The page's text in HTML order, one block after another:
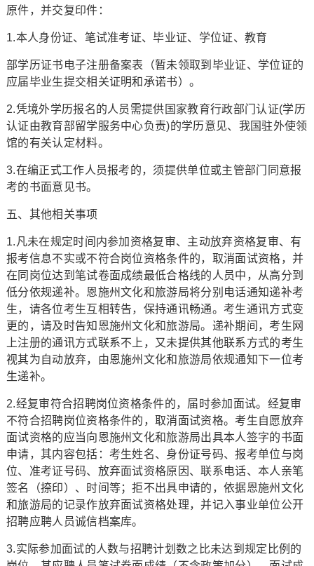
原件，并交复印件：
1.本人身份证、笔试准考证、毕业证、学位证、教育
部学历证书电子注册备案表（暂未领取到毕业证、学位证的
应届毕业生提交相关证明和承诺书）。
2.凭境外学历报名的人员需提供国家教育行政部门认证(学历
认证由教育部留学服务中心负责)的学历意见、我国驻外使领
馆的有关认定材料。
3.在编正式工作人员报考的，须提供单位或主管部门同意报
考的书面意见书。
五、其他相关事项
1.凡未在规定时间内参加资格复审、主动放弃资格复审、有
报考信息不实或不符合岗位资格条件的，取消面试资格，并
在同岗位达到笔试卷面成绩最低合格线的人员中，从高分到
低分依规递补。恩施州文化和旅游局将分别电话通知递补考
生，请各位考生互相转告，保持通讯畅通。考生通讯方式变
更的，请及时告知恩施州文化和旅游局。递补期间，考生网
上注册的通讯方式联系不上，又未提供其他联系方式的考生
视其为自动放弃，由恩施州文化和旅游局依规通知下一位考
生递补。
2.经复审符合招聘岗位资格条件的，届时参加面试。经复审
不符合招聘岗位资格条件的，取消面试资格。考生自愿放弃
面试资格的应当向恩施州文化和旅游局出具本人签字的书面
申请，其内容包括：考生姓名、身份证号码、报考单位与岗
位、准考证号码、放弃面试资格原因、联系电话、本人亲笔
签名（捺印）、时间等；拒不出具申请的，依据恩施州文化
和旅游局的记录作放弃面试资格处理，并记入事业单位公开
招聘应聘人员诚信档案库。
3.实际参加面试的人数与招聘计划数之比未达到规定比例的